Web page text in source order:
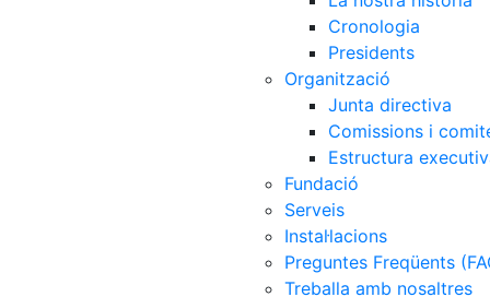
Cronologia
Presidents
Organització
Junta directiva
Comissions i
Estructura
Fundació
Serveis
Instal·lacions
Preguntes Freqüents
Treballa amb nosaltres